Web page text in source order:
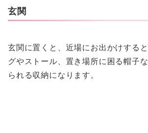
玄関
玄関に置くと、近場にお出かけする
グやストール、置き場所に困る帽子
られる収納になります。